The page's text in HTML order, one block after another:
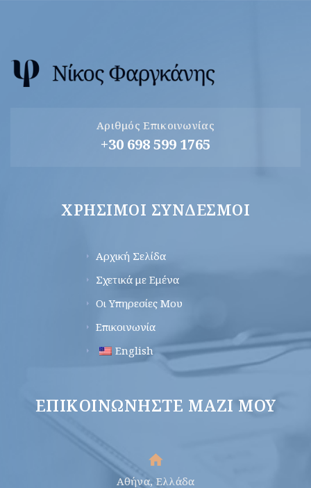
Αριθμός Επικοινωνίας
+30 698 599 1765
ΧΡΉΣΙΜΟΙ ΣΎΝΔΕΣΜΟΙ
Αρχική Σελίδα
Σχετικά με Εμένα
Οι Υπηρεσίες Μου
Επικοινωνία
English
ΕΠΙΚΟΙΝΩΝΉΣΤΕ ΜΑΖΊ ΜΟΥ
Αθήνα, Ελλάδα